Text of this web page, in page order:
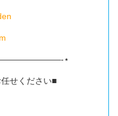
⋆
せください■